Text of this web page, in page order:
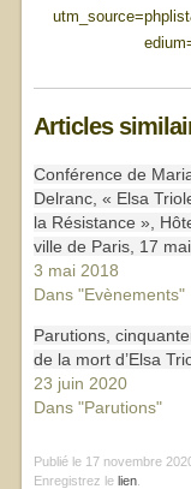
Articles
Conférence de
Delranc, « Elsa
la Résistance »,
ville de Paris, 17
3 mai 2018
Dans "Evènements"
Parutions,
de la mort d’Elsa
23 juin 2020
Dans "Parutions"
Publié le 17 novembre
Enregistrez le lien.